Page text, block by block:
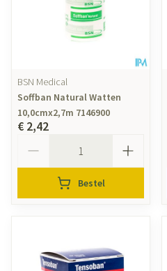
BSN Medical
Soffban Natural Watten
10,0cmx2,7m 7146900
€ 2,42
Bestel